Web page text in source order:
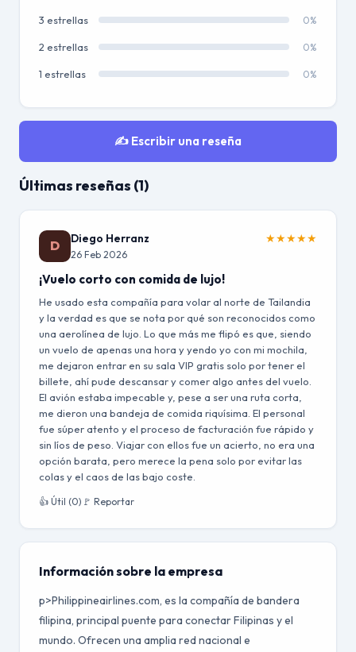
3 estrellas 0%
2 estrellas 0%
1 estrellas 0%
✍️ Escribir una reseña
Últimas reseñas (1)
D Diego Herranz
26 Feb 2026
★★★★★
¡Vuelo corto con comida de lujo!
He usado esta compañía para volar al norte de Tailandia
y la verdad es que se nota por qué son reconocidos como
una aerolínea de lujo. Lo que más me flipó es que, siendo
un vuelo de apenas una hora y yendo yo con mi mochila,
me dejaron entrar en su sala VIP gratis solo por tener el
billete, ahí pude descansar y comer algo antes del vuelo.
El avión estaba impecable y, pese a ser una ruta corta,
me dieron una bandeja de comida riquísima. El personal
fue súper atento y el proceso de facturación fue rápido y
sin líos de peso. Viajar con ellos fue un acierto, no era una
opción barata, pero merece la pena solo por evitar las
colas y el caos de las bajo coste.
👍 Útil (0) 🚩 Reportar
Información sobre la empresa
p>Philippineairlines.com, es la compañía de bandera
filipina, principal puente para conectar Filipinas y el
mundo. Ofrecen una amplia red nacional e